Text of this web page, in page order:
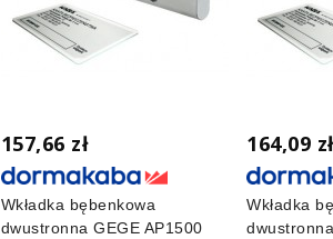
157,66 zł
Wkładka bębenkowa
dwustronna GEGE AP1500
164,09 zł
Wkładka